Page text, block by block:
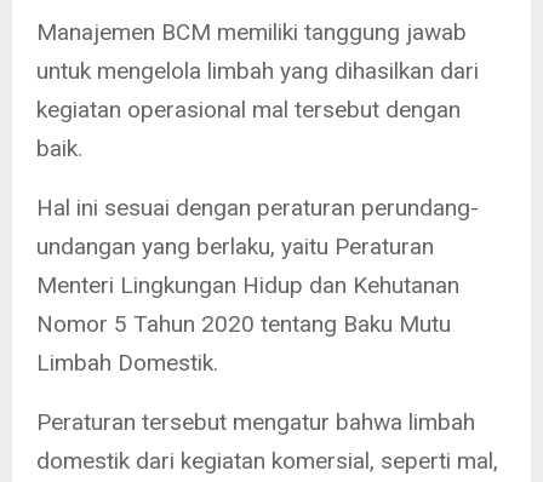
Manajemen BCM memiliki tanggung jawab
untuk mengelola limbah yang dihasilkan dari
kegiatan operasional mal tersebut dengan
baik.
Hal ini sesuai dengan peraturan perundang-
undangan yang berlaku, yaitu Peraturan
Menteri Lingkungan Hidup dan Kehutanan
Nomor 5 Tahun 2020 tentang Baku Mutu
Limbah Domestik.
Peraturan tersebut mengatur bahwa limbah
domestik dari kegiatan komersial, seperti mal,